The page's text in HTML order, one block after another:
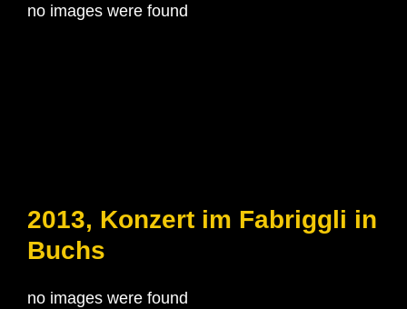
no images were found
2013, Konzert im Fabriggli in
Buchs
no images were found